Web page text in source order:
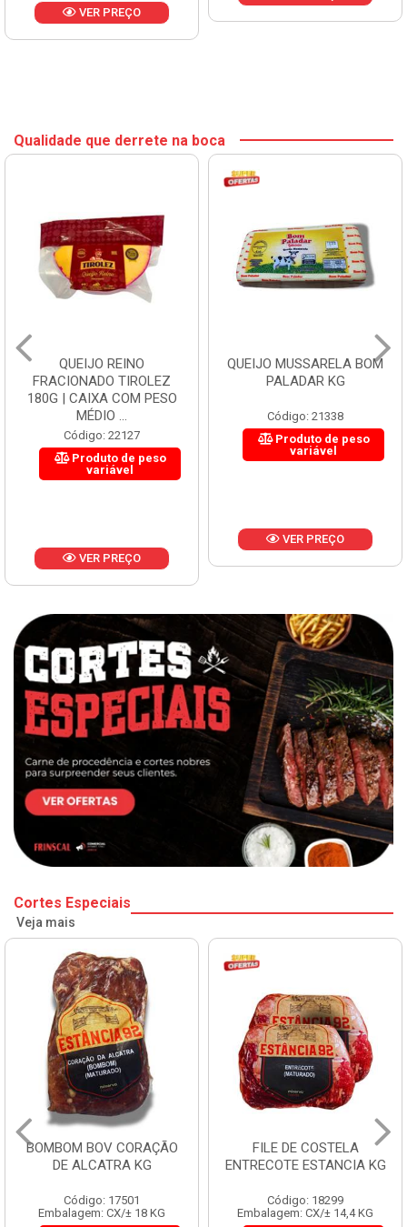
VER PREÇO
Qualidade que derrete na boca
QUEIJO REINO
FRACIONADO TIROLEZ
180G | CAIXA COM PESO
MÉDIO ...
Código: 22127
Produto de peso
variável
VER PREÇO
QUEIJO MUSSARELA BOM
PALADAR KG
Código: 21338
Produto de peso
variável
VER PREÇO
Cortes Especiais
Veja mais
BOMBOM BOV CORAÇÃO
DE ALCATRA KG
Código: 17501
Embalagem: CX/± 18 KG
FILE DE COSTELA
ENTRECOTE ESTANCIA KG
Código: 18299
Embalagem: CX/± 14,4 KG